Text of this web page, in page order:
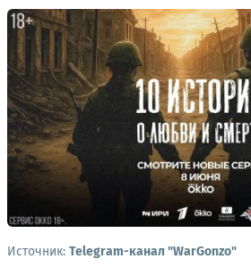
Источник: Telegram-канал "WarGonzo"